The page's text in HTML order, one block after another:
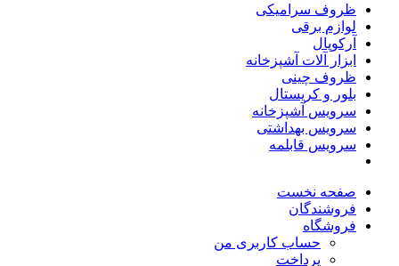
ظروف سرامیکی
لوازم برقی
آرکوپال
ابزار آلات آشپزخانه
ظروف چینی
بلور و کریستال
سرویس آشپزخانه
سرویس بهداشتی
سرویس قابلمه
صفحه نخست
فروشندگان
فروشگاه
حساب کاربری من
پرداخت